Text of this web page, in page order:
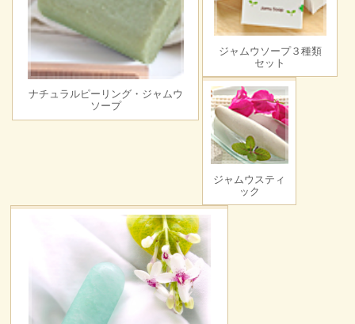
ナチュラルピーリング・ジャムウ
ソープ
ジャムウソープ３種類
セット
ジャムウスティ
ック